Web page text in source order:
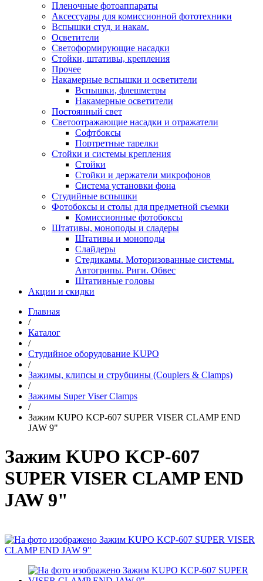
Пленочные фотоаппараты
Аксессуары для комиссионной фототехники
Вспышки студ. и накам.
Осветители
Светоформирующие насадки
Стойки, штативы, крепления
Прочее
Накамерные вспышки и осветители
Вспышки, флешметры
Накамерные осветители
Постоянный свет
Светоотражающие насадки и отражатели
Софтбоксы
Портретные тарелки
Стойки и системы крепления
Стойки
Стойки и держатели микрофонов
Система установки фона
Студийные вспышки
Фотобоксы и столы для предметной съемки
Комиссионные фотобоксы
Штативы, моноподы и сладеры
Штативы и моноподы
Слайдеры
Стедикамы. Моторизованные системы.
Автогрипы. Риги. Обвес
Штативные головы
Акции и скидки
Главная
/
Каталог
/
Студийное оборудование KUPO
/
Зажимы, клипсы и струбцины (Couplers & Clamps)
/
Зажимы Super Viser Clamps
/
Зажим KUPO KCP-607 SUPER VISER CLAMP END
JAW 9"
Зажим KUPO KCP-607
SUPER VISER CLAMP END
JAW 9"